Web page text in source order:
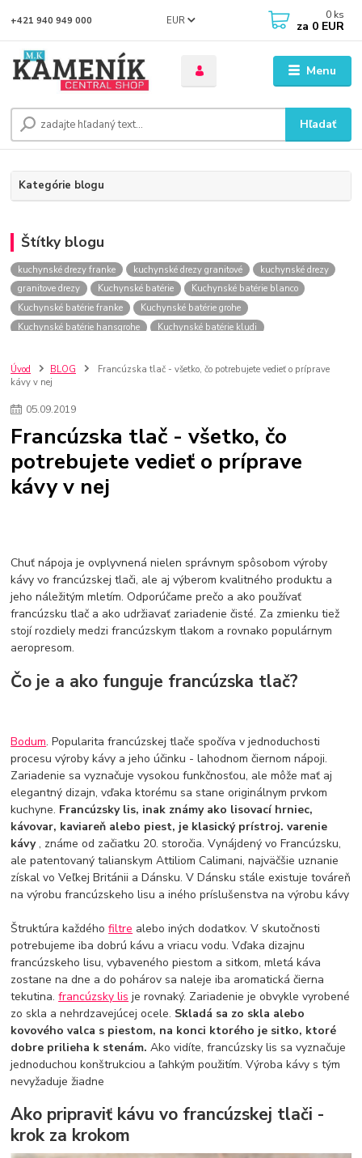
Menu
EUR
Hľadať
+421 940 949 000 0 ks
za 0 EUR
Kategórie blogu
Štítky blogu
kuchynské drezy franke kuchynské drezy granitové
kuchynské drezy
granitove drezy
Kuchynské batérie
Kuchynské batérie blanco
Kuchynské batérie franke
Kuchynské batérie grohe
Kuchynské batérie hansgrohe
Kuchynské batérie kludi
kuchynské batérie sagittarius
kuchynské batérie
vodovodné batérie
vodovodné batérie do kuchyne
kuchynské drezy sety
bidetové batérie
vaňové batérie
sprchové batérie
vodovodné batérie blanco
vodovodné batérie do steny
vodovodné batérie grohe
Umývadlá
Rohové umývadlá
retro kúpeľne
Nákup tovaru pre firmy bez DPH
Bez DPH
Ako znížiť náklady
Ako znížiť náklady na firmu
szco nakup bez dph
szco nakup bez dph nakupovanie na firmu bez dph
nákup bez dph v eu ň
Úvod BLOG
Francúzska tlač - všetko, čo potrebujete vedieť o príprave
kávy v nej
05.09.2019
Francúzska tlač - všetko, čo
potrebujete vedieť o príprave
kávy v nej
Chuť nápoja je ovplyvnená nielen správnym spôsobom výroby
kávy vo francúzskej tlači, ale aj výberom kvalitného produktu a
jeho náležitým mletím. Odporúčame prečo a ako používať
francúzsku tlač a ako udržiavať zariadenie čisté. Za zmienku tiež
stojí rozdiely medzi francúzskym tlakom a rovnako populárnym
aeropresom.
Čo je a ako funguje francúzska tlač?
Bodum. Popularita francúzskej tlače spočíva v jednoduchosti
procesu výroby kávy a jeho účinku - lahodnom čiernom nápoji.
Zariadenie sa vyznačuje vysokou funkčnosťou, ale môže mať aj
elegantný dizajn, vďaka ktorému sa stane originálnym prvkom
kuchyne. Francúzsky lis, inak známy ako lisovací hrniec,
kávovar, kaviareň alebo piest, je klasický prístroj. varenie
kávy, známe od začiatku 20. storočia. Vynájdený vo Francúzsku,
ale patentovaný talianskym Attiliom Calimani, najväčšie uznanie
získal vo Veľkej Británii a Dánsku. V Dánsku stále existuje továreň
na výrobu francúzskeho lisu a iného príslušenstva na výrobu kávy
Štruktúra každéhofiltre alebo iných dodatkov. V skutočnosti
potrebujeme iba dobrú kávu a vriacu vodu. Vďaka dizajnu
francúzskeho lisu, vybaveného piestom a sitkom, mletá káva
zostane na dne a do pohárov sa naleje iba aromatická čierna
tekutina.francúzsky lis je rovnaký. Zariadenie je obvykle vyrobené
zo skla a nehrdzavejúcej ocele. Skladá sa zo skla alebo
kovového valca s piestom, na konci ktorého je sitko, ktoré
dobre prilieha k stenám.Ako vidíte, francúzsky lis sa vyznačuje
jednoduchou konštrukciou a ľahkým použitím. Výroba kávy s tým
nevyžaduje žiadne
Ako pripraviť kávu vo francúzskej tlači -
krok za krokom